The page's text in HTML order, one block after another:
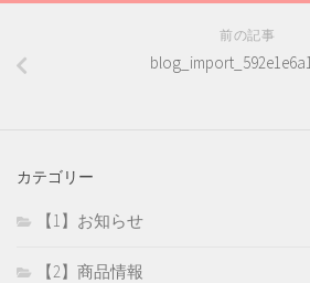
前の記事
カテゴリー
【1】お知らせ
【2】商品情報